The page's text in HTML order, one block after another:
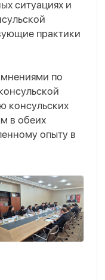
ситуациях и
практики
по
консульских
в обеих
опыту в